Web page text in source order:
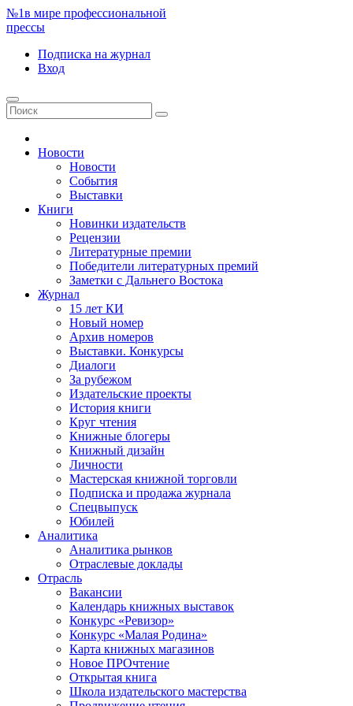
№1в мире профессиональной
прессы
Подписка на журнал
Вход
Новости
Новости
События
Выставки
Книги
Новинки издательств
Рецензии
Литературные премии
Победители литературных премий
Заметки с Дальнего Востока
Журнал
15 лет КИ
Новый номер
Архив номеров
Выставки. Конкурсы
Диалоги
За рубежом
Издательские проекты
История книги
Круг чтения
Книжные блогеры
Книжный дизайн
Личности
Мастерская книжной торговли
Подписка и продажа журнала
Спецвыпуск
Юбилей
Аналитика
Аналитика рынков
Отраслевые доклады
Отрасль
Вакансии
Календарь книжных выставок
Конкурс «Ревизор»
Конкурс «Малая Родина»
Карта книжных магазинов
Новое ПРОчтение
Открытая книга
Школа издательского мастерства